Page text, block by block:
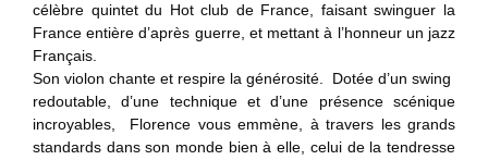
célèbre quintet du Hot club de France, faisant swinguer la
France entière d’après guerre, et mettant à l’honneur un jazz
Français.
Son violon chante et respire la générosité. Dotée d’un swing
redoutable, d’une technique et d’une présence scénique
incroyables, Florence vous emmène, à travers les grands
standards dans son monde bien à elle, celui de la tendresse